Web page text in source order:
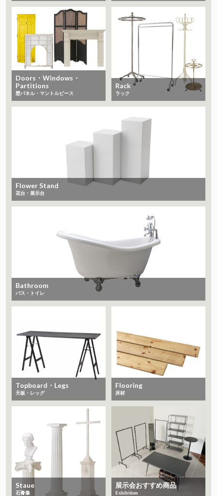
Doors・Windows・
Partitions
​​​​​​​壁パネル・マントルピース
Rack
ラック
Flower Stand
花台・展示台
Bathroom
バス・トイレ
Topboard・Legs
天板・レッグ
Flooring
床材
Staue
石膏像
展示会おすすめ商品
Exhibition